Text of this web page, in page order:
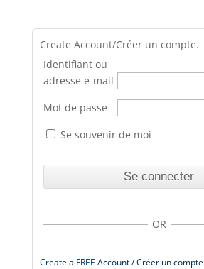
Create Account/Créer un compte.
Identifiant ou
adresse e-mail
Mot de passe
Se souvenir de moi
OR
Create a FREE Account / Créer un compte